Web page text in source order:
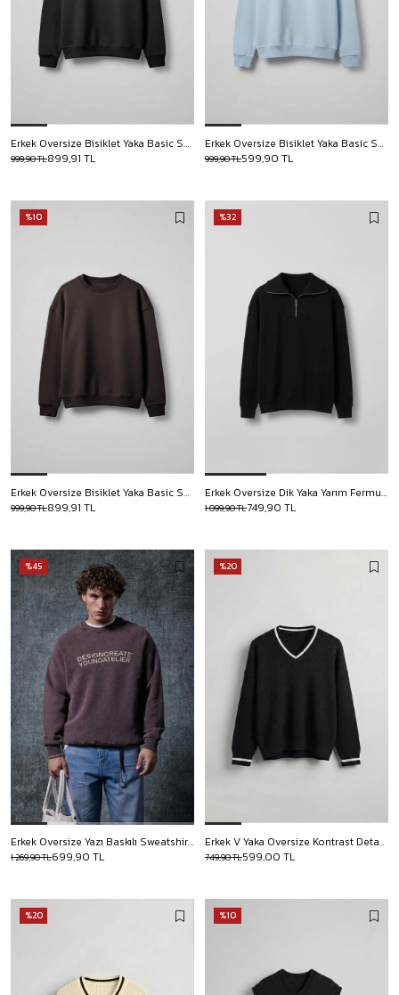
Erkek Oversize Bisiklet Yaka Basic Sweatshirt Siyah
899,91 TL
999,90 TL
Erkek Oversize Bisiklet Yaka Basic Sweatshirt Açık Mavi
599,90 TL
999,90 TL
%10
Erkek Oversize Bisiklet Yaka Basic Sweatshirt Kahverengi
899,91 TL
999,90 TL
%32
Erkek Oversize Dik Yaka Yarım Fermuarlı Sweatshirt Siyah
749,90 TL
1.099,90 TL
%45
Erkek Oversize Yazı Baskılı Sweatshirt Kahverengi
699,90 TL
1.269,90 TL
%20
Erkek V Yaka Oversize Kontrast Detaylı Kazak Siyah
599,00 TL
749,90 TL
%20 %10